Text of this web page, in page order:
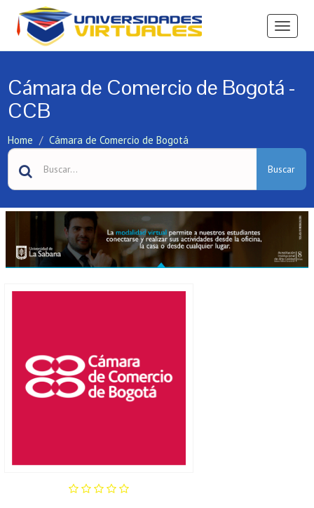
Ver
Cámara de Comercio de Bogotá -
CCB
Home Cámara de Comercio de Bogotá
Buscar